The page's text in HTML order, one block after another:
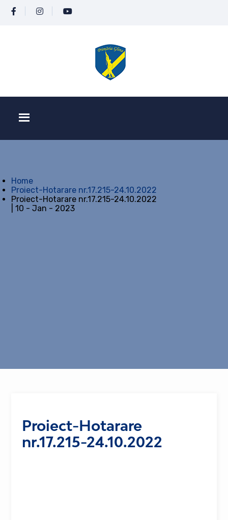
Home
Proiect-Hotarare nr.17.215-24.10.2022
Proiect-Hotarare nr.17.215-24.10.2022
| 10 - Jan - 2023
Proiect-Hotarare
nr.17.215-24.10.2022